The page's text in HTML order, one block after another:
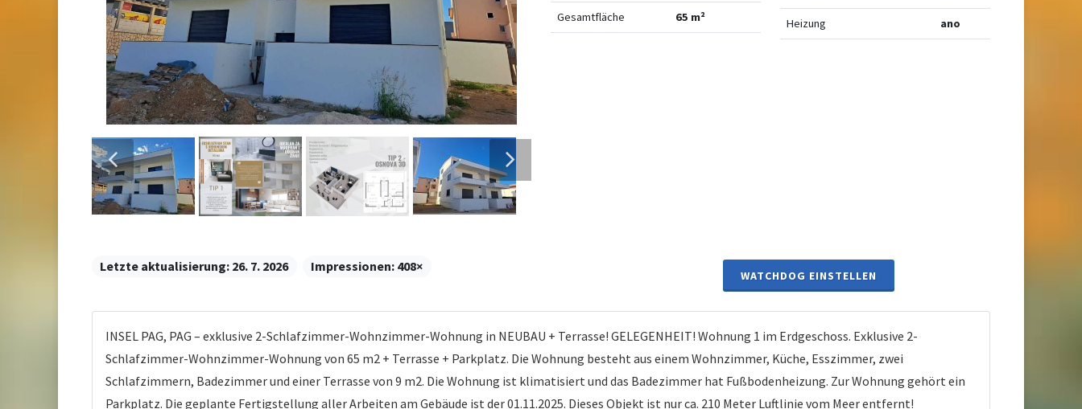
Gesamtfläche 65 m² Heizung ano
Letzte aktualisierung: 26. 7. 2026 Impressionen: 408×
WATCHDOG EINSTELLEN
INSEL PAG, PAG – exklusive 2-Schlafzimmer-Wohnzimmer-Wohnung in NEUBAU + Terrasse! GELEGENHEIT! Wohnung 1 im Erdgeschoss. Exklusive 2-
Schlafzimmer-Wohnzimmer-Wohnung von 65 m2 + Terrasse + Parkplatz. Die Wohnung besteht aus einem Wohnzimmer, Küche, Esszimmer, zwei
Schlafzimmern, Badezimmer und einer Terrasse von 9 m2. Die Wohnung ist klimatisiert und das Badezimmer hat Fußbodenheizung. Zur Wohnung gehört ein
Parkplatz. Die geplante Fertigstellung aller Arbeiten am Gebäude ist der 01.11.2025. Dieses Objekt ist nur ca. 210 Meter Luftlinie vom Meer entfernt!